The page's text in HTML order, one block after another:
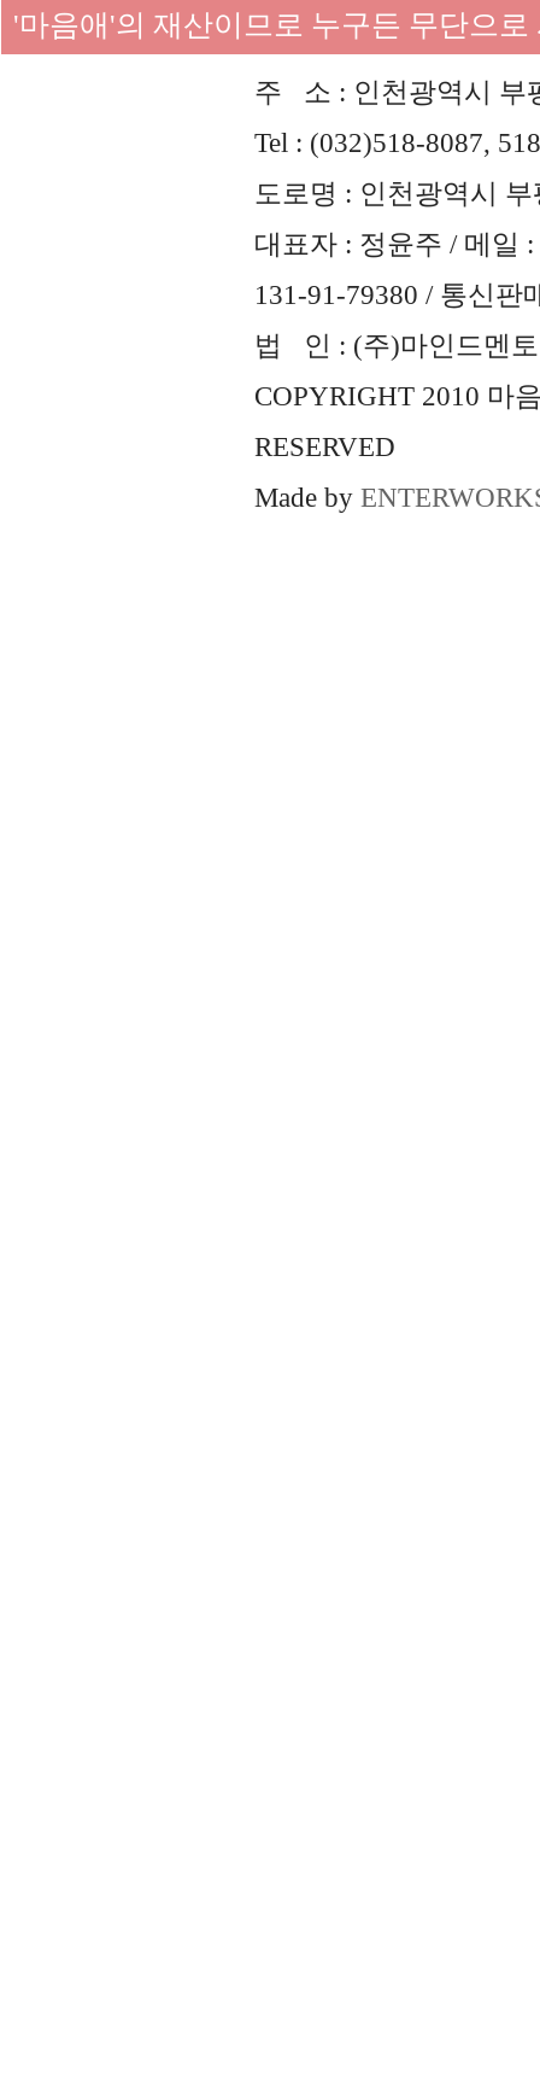
'마음애'의 재산이므로 누구든 무단으
주 소 : 인천광역시 부
Tel : (032)518-8087,
도로명 : 인천광역시
대표자 : 정윤주 / 메일 :
131-91-79380 / 통신판
법 인 : (주)마인드멘토
COPYRIGHT 2010 마
RESERVED
Made by